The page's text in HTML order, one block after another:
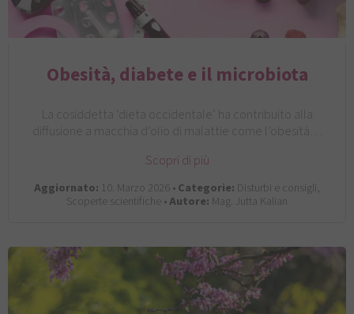
Obesità, diabete e il microbiota
La cosiddetta ‘dieta occidentale’ ha contribuito alla
diffusione a macchia d’olio di malattie come l’obesità…
Scopri di più
Aggiornato: 10. Marzo 2026 •Categorie: Disturbi e consigli,
Scoperte scientifiche •Autore: Mag. Jutta Kalian